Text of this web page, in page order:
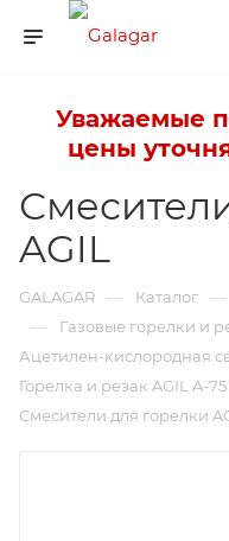
Уважаемые
цены
AGIL
GALAGAR — Каталог —
— Газовые горелки и
Ацетилен-кислородная
Горелка и резак AGIL A-75
Смесители для горелки